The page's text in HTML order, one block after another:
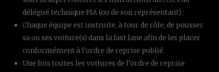
délégué technique FIA (ou de son représentant) :
Chaque équipe est instruite, à tour de rôle, de pousser
sa ou ses voiture(s) dans la fast lane afin de les placer
conformément à l’ordre de reprise publié.
Une fois toutes les voitures de l’ordre de reprise